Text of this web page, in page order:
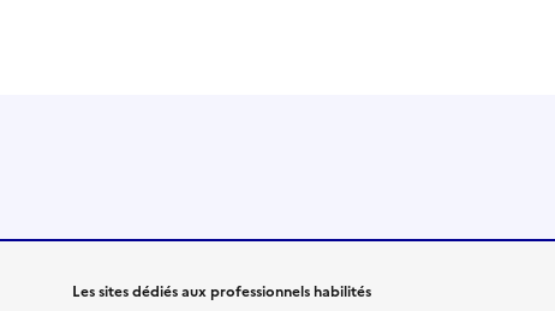
Les sites dédiés aux professionnels habilités